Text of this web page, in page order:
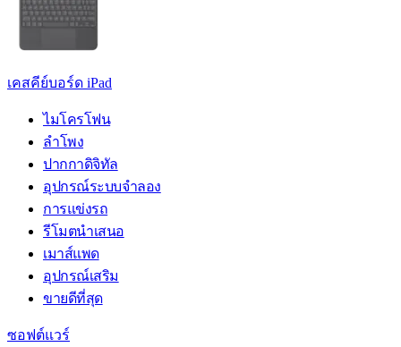
เคสคีย์บอร์ด iPad
ไมโครโฟน
ลำโพง
ปากกาดิจิทัล
อุปกรณ์ระบบจำลอง
การแข่งรถ
รีโมตนำเสนอ
เมาส์แพด
อุปกรณ์เสริม
ขายดีที่สุด
ซอฟต์แวร์